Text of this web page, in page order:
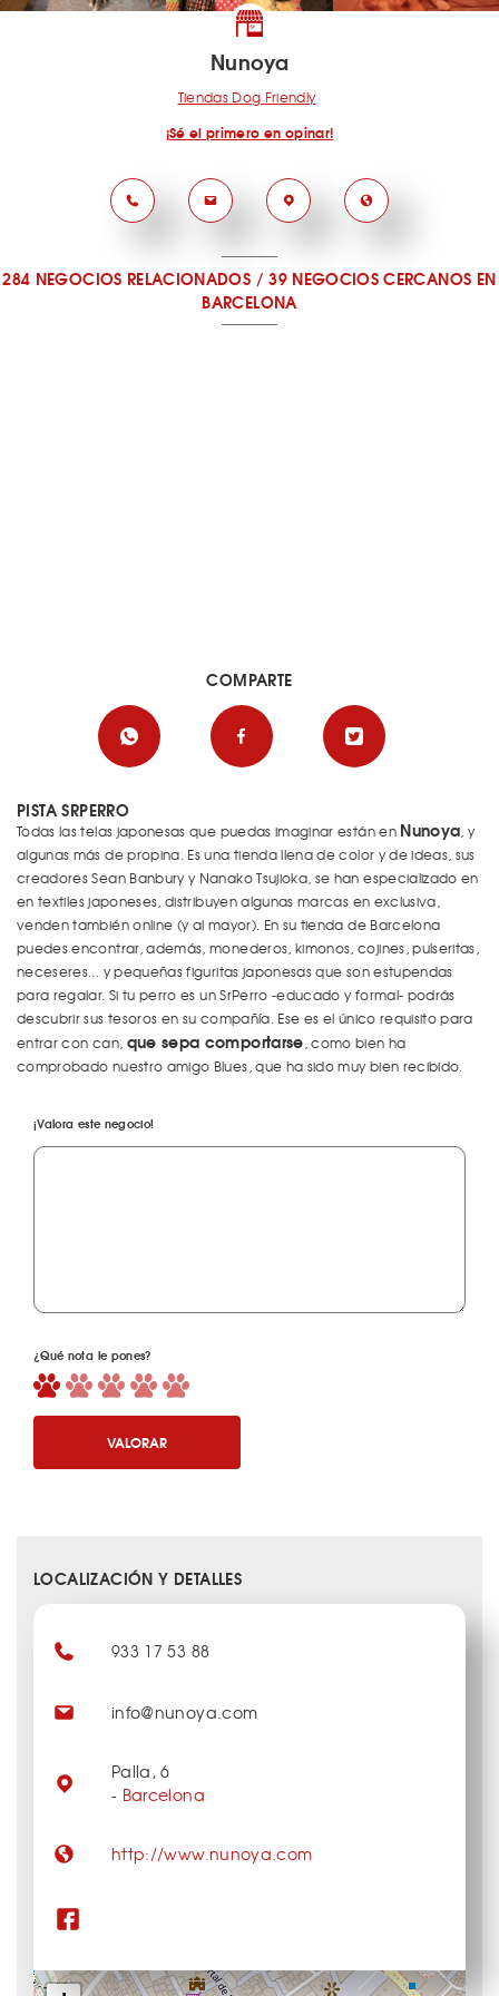
Nunoya
Tiendas Dog Friendly
¡Sé el primero en opinar!
284 NEGOCIOS RELACIONADOS /39 NEGOCIOS CERCANOS EN
BARCELONA
PISTA SRPERRO
Todas las telas japonesas que puedas imaginar están en Nunoya, y
algunas más de propina. Es una tienda llena de color y de ideas, sus
creadores Sean Banbury y Nanako Tsujioka, se han especializado en
en textiles japoneses, distribuyen algunas marcas en exclusiva,
venden también online (y al mayor). En su tienda de Barcelona
puedes encontrar, además, monederos, kimonos, cojines, pulseritas,
neceseres... y pequeñas figuritas japonesas que son estupendas
para regalar. Si tu perro es un SrPerro -educado y formal- podrás
descubrir sus tesoros en su compañía. Ese es el único requisito para
entrar con can, que sepa comportarse, como bien ha
comprobado nuestro amigo Blues, que ha sido muy bien recibido.
¡Valora este negocio!
¿Qué nota le pones?
VALORAR
COMPARTE
LOCALIZACIÓN Y DETALLES
933 17 53 88
info@nunoya.com
Palla, 6
- Barcelona
http://www.nunoya.com